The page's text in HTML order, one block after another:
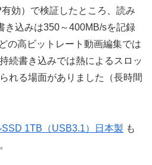
効）で検証したところ、読み
き込みは350～400MB/sを記録
の高ビットレート動画編集では
続書き込みでは熱によるスロッ
れる場面がありました（長時間
1TB（USB3.1）日本製 も